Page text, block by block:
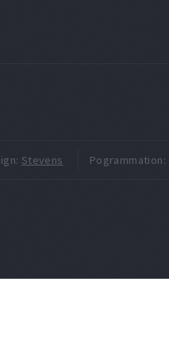
Stevens Pogrammation: